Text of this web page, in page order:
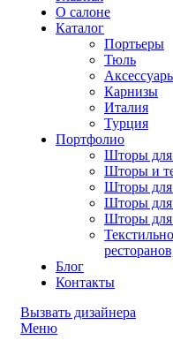
О салоне
Каталог
Портьеры
Тюль
Карнизы
Италия
Турция
Портфолио
Шторы для
Шторы и
Шторы для
Шторы для
Шторы для
Блог
Контакты
Вызвать дизайнера
Меню